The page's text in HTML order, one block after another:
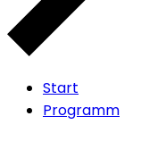
Start
Programm